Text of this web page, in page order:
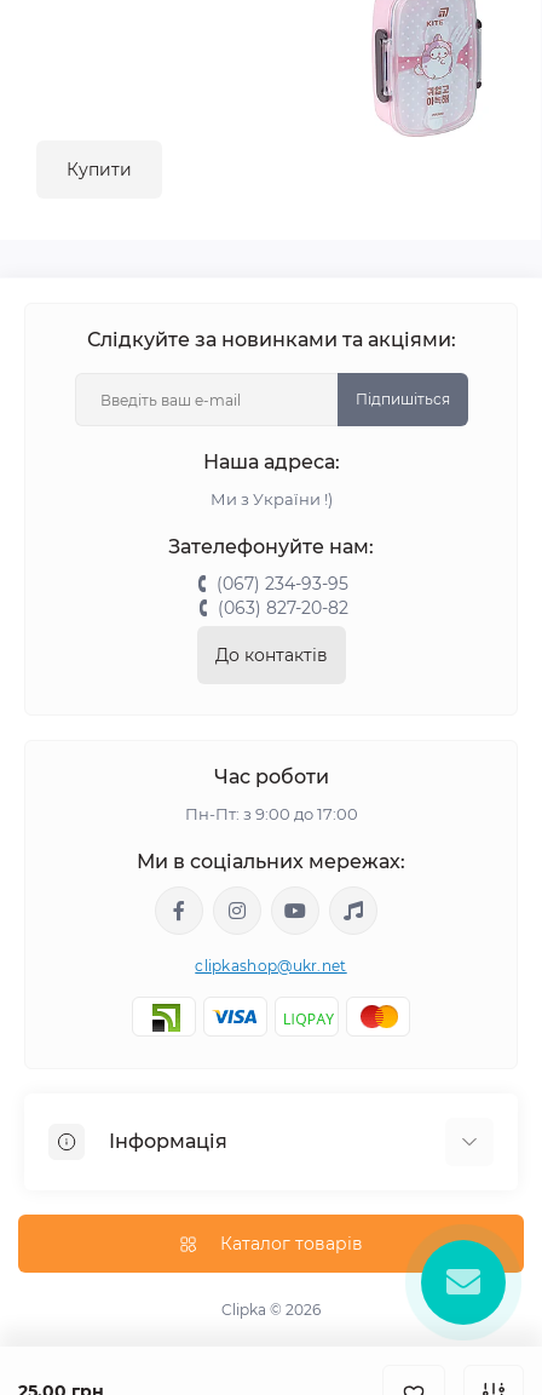
Купити
Слідкуйте за новинками та акціями:
Підпишіться
Наша адреса:
Ми з України !)
Зателефонуйте нам:
(067) 234-93-95
(063) 827-20-82
До контактів
Час роботи
Пн-Пт: з 9:00 до 17:00
Ми в соціальних мережах:
clipkashop@ukr.net
Інформація
Контакти
Каталог товарів
Clipka © 2026